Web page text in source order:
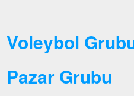
Voleybol
Pazar Grubu